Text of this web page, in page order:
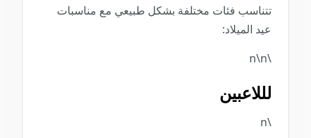
تتناسب فئات مختلفة بشكل طبيعي مع مناسبات
عيد الميلاد:
لللاعبين